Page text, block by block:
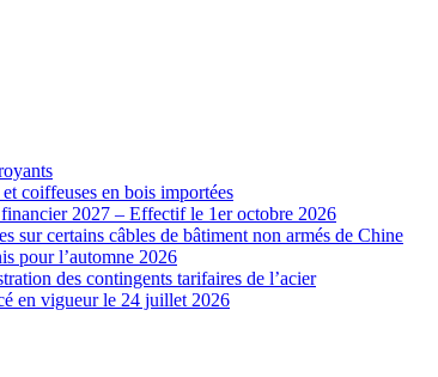
coiffeuses en bois importées
2027 – Effectif le 1er octobre 2026
certains câbles de bâtiment non armés de Chine
pour l’automne 2026
des contingents tarifaires de l’acier
en vigueur le 24 juillet 2026